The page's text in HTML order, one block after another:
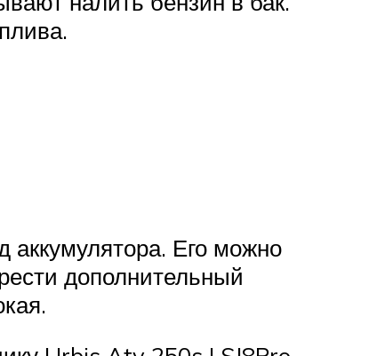
аккумулятора. Его можно
дополнительный